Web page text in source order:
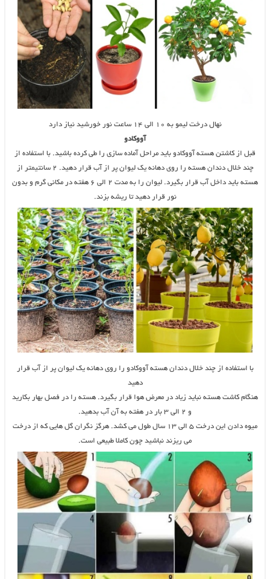
نهال درخت لیمو به ۱۰ الی ۱۴ ساعت نور خورشید نیاز دارد
آووکادو
قبل از کاشتن هسته آووکادو باید مراحل آماده سازی را طی کرده باشید. با استفاده از
چند خلال دندان هسته را روی دهانه یک لیوان پر از آب قرار دهید. ۲ سانتیمتر از
هسته باید داخل آب قرار بگیرد. لیوان را به مدت ۲ الی ۶ هفته در مکانی گرم و بدون
نور قرار دهید تا ریشه بزند.
با استفاده از چند خلال دندان هسته آووکادو را روی دهانه یک لیوان پر از آب قرار
دهید
هنگام کاشت هسته نباید زیاد در معرض هوا قرار بگیرد. هسته را در فصل بهار بکارید
و ۲ الی ۳ بار در هفته به آن آب بدهید.
میوه دادن این درخت ۵ الی ۱۳ سال طول می کشد. هرگز نگران گل هایی که از درخت
می ریزند نباشید چون کاملا طبیعی است.